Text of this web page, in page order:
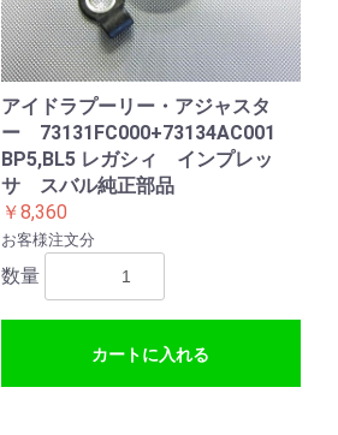
アイドラプーリー・アジャスタ
ー 73131FC000+73134AC001
BP5,BL5 レガシィ インプレッ
サ スバル純正部品
￥8,360
お客様注文分
数量
カートに入れる